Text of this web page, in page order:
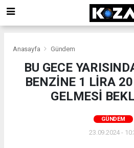
Anasayfa Gündem
BU GECE
BENZİNE 1 LİRA
GELMESİ
GÜNDEM
23.09.2024 -